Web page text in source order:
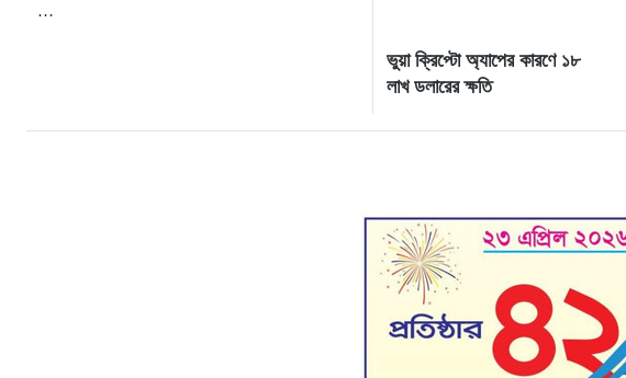
…
ভুয়া ক্রিপ্টো অ্যাপের কারণে ১৮
লাখ ডলারের ক্ষতি